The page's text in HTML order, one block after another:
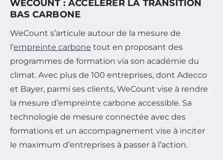
WECOUNT : ACCÉLÉRER LA TRANSITION
BAS CARBONE
WeCount s’articule autour de la mesure de
l’empreinte carbone tout en proposant des
programmes de formation via son académie du
climat. Avec plus de 100 entreprises, dont Adecco
et Bayer, parmi ses clients, WeCount vise à rendre
la mesure d’empreinte carbone accessible. Sa
technologie de mesure connectée avec des
formations et un accompagnement vise à inciter
le maximum d’entreprises à passer à l’action.